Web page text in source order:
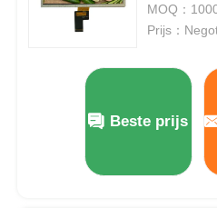
TFT LCD -display
MOQ：
Prijs：
Beste prijs